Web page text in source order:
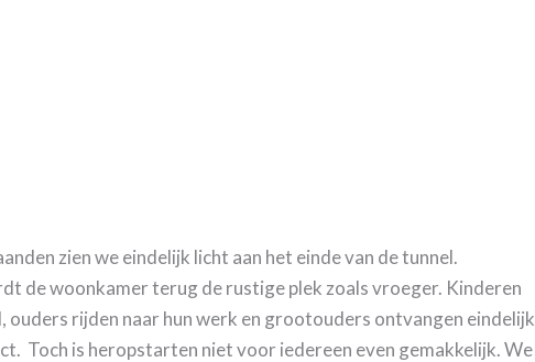
zien we eindelijk licht aan het einde van de tunnel.
de woonkamer terug de rustige plek zoals vroeger. Kinderen
ouders rijden naar hun werk en grootouders ontvangen eindelijk
Toch is heropstarten niet voor iedereen even gemakkelijk. We